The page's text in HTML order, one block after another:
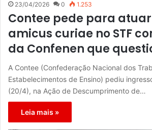
23/04/2026 0 1.253
Contee pede para
amicus curiae no STF
da Confenen que
A Contee (Confederação Nacional dos
Estabelecimentos de Ensino) pediu
(20/4), na Ação de Descumprimento de…
Leia mais »